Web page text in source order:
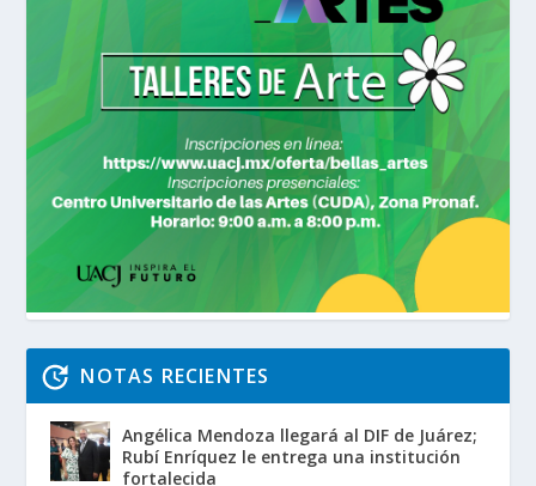
NOTAS RECIENTES
Angélica Mendoza llegará al DIF de Juárez;
Rubí Enríquez le entrega una institución
fortalecida